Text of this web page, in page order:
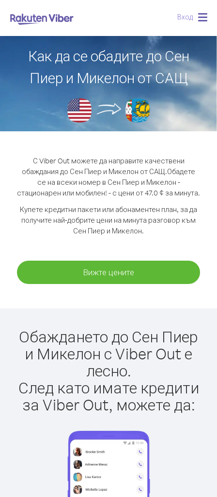
Вход
Как да се обадите до Сен
Пиер и Микелон от САЩ
С Viber Out можете да направите качествени
обаждания до Сен Пиер и Микелон от САЩ.Обадете
се на всеки номер в Сен Пиер и Микелон -
стационарен или мобилен! - с цени от 47.0 ¢ за минута.
Купете кредитни пакети или абонаментен план, за да
получите най-добрите цени на минута разговор към
Сен Пиер и Микелон.
Вижте цените
Обаждането до Сен Пиер
и Микелон с Viber Out е
лесно.
След като имате кредити
за Viber Out, можете да: